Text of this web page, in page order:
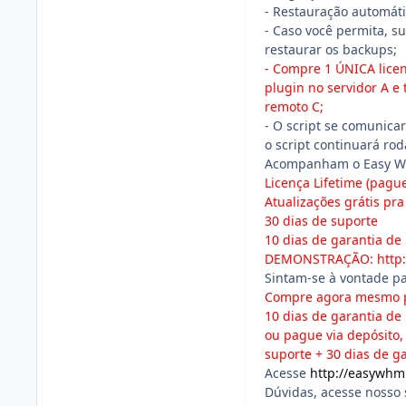
- Restauração
- Caso você permita,
restaurar os backups;
- Compre 1 ÚNICA
plugin no servidor A e
remoto C;
- O script se
o script continuará
Acompanham o Easy
Licença Lifetime
Atualizações grátis
30 dias de suporte
10 dias de garantia de
DEMONSTRAÇÃO:
Sintam-se à vontade
Compre agora mesmo
10 dias de garantia de
ou pague via
suporte + 30 dias de
Acesse http://
Dúvidas, acesse